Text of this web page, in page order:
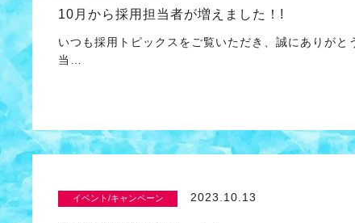
10月から採用担当者が増えました！!
いつも採用トピックスをご覧いただき、誠にありが
当…
イベント/キャンペーン 2023.10.13